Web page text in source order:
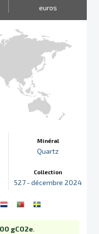
euros
Minéral
Quartz
Collection
527 - décembre 2024
gCO2e.